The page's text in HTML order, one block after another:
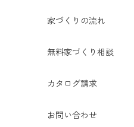
家づくりの流れ
無料家づくり相談
カタログ請求
お問い合わせ